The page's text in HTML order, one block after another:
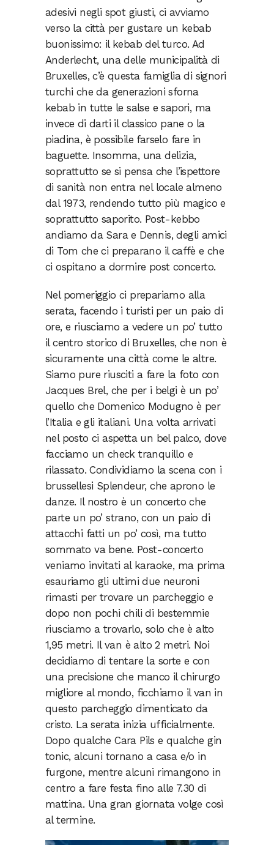
adesivi negli spot giusti, ci avviamo
verso la città per gustare un kebab
buonissimo: il kebab del turco. Ad
Anderlecht, una delle municipalità di
Bruxelles, c’è questa famiglia di signori
turchi che da generazioni sforna
kebab in tutte le salse e sapori, ma
invece di darti il classico pane o la
piadina, è possibile farselo fare in
baguette. Insomma, una delizia,
soprattutto se si pensa che l’ispettore
di sanità non entra nel locale almeno
dal 1973, rendendo tutto più magico e
soprattutto saporito. Post-kebbo
andiamo da Sara e Dennis, degli amici
di Tom che ci preparano il caffè e che
ci ospitano a dormire post concerto.
Nel pomeriggio ci prepariamo alla
serata, facendo i turisti per un paio di
ore, e riusciamo a vedere un po’ tutto
il centro storico di Bruxelles, che non è
sicuramente una città come le altre.
Siamo pure riusciti a fare la foto con
Jacques Brel, che per i belgi è un po’
quello che Domenico Modugno è per
l’Italia e gli italiani. Una volta arrivati
nel posto ci aspetta un bel palco, dove
facciamo un check tranquillo e
rilassato. Condividiamo la scena con i
brussellesi Splendeur, che aprono le
danze. Il nostro è un concerto che
parte un po’ strano, con un paio di
attacchi fatti un po’ così, ma tutto
sommato va bene. Post-concerto
veniamo invitati al karaoke, ma prima
esauriamo gli ultimi due neuroni
rimasti per trovare un parcheggio e
dopo non pochi chili di bestemmie
riusciamo a trovarlo, solo che è alto
1,95 metri. Il van è alto 2 metri. Noi
decidiamo di tentare la sorte e con
una precisione che manco il chirurgo
migliore al mondo, ficchiamo il van in
questo parcheggio dimenticato da
cristo. La serata inizia ufficialmente.
Dopo qualche Cara Pils e qualche gin
tonic, alcuni tornano a casa e/o in
furgone, mentre alcuni rimangono in
centro a fare festa fino alle 7.30 di
mattina. Una gran giornata volge così
al termine.